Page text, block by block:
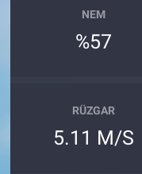
NEM
%57
RÜZGAR
5.11 M/S